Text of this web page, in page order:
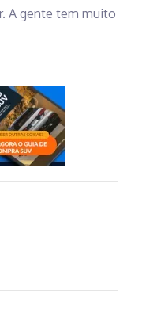
A gente tem muito